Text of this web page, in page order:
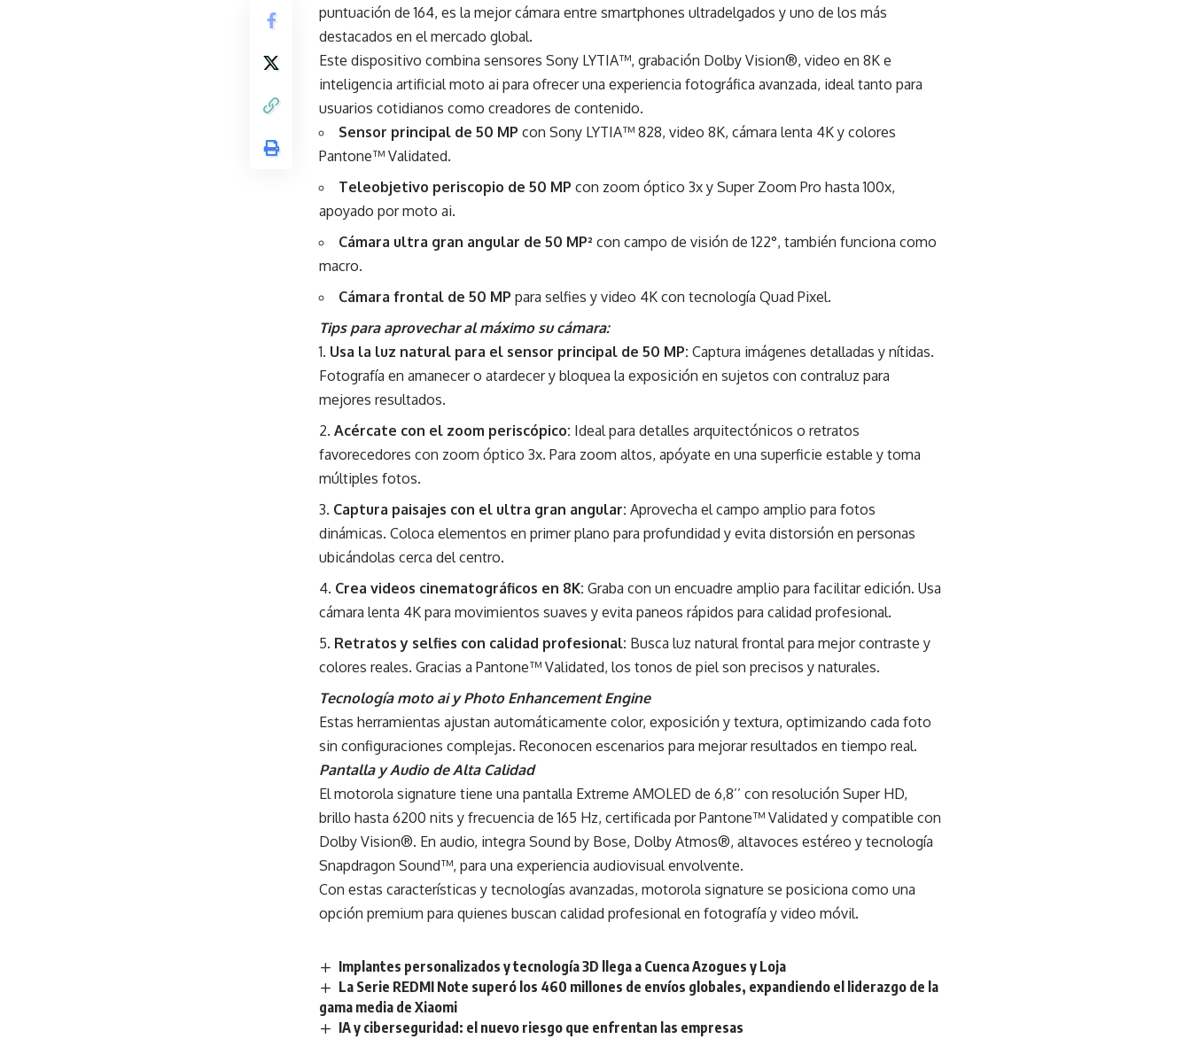
puntuación de 164, es la mejor cámara entre smartphones ultradelgados y uno de los más
destacados en el mercado global.
Este dispositivo combina sensores Sony LYTIA™, grabación Dolby Vision®, video en 8K e
inteligencia artificial moto ai para ofrecer una experiencia fotográfica avanzada, ideal tanto para
usuarios cotidianos como creadores de contenido.
Sensor principal de 50 MP con Sony LYTIA™ 828, video 8K, cámara lenta 4K y colores
Pantone™ Validated.
Teleobjetivo periscopio de 50 MP con zoom óptico 3x y Super Zoom Pro hasta 100x,
apoyado por moto ai.
Cámara ultra gran angular de 50 MP² con campo de visión de 122°, también funciona como
macro.
Cámara frontal de 50 MP para selfies y video 4K con tecnología Quad Pixel.
Tips para aprovechar al máximo su cámara:
Usa la luz natural para el sensor principal de 50 MP: Captura imágenes detalladas y nítidas.
Fotografía en amanecer o atardecer y bloquea la exposición en sujetos con contraluz para
mejores resultados.
Acércate con el zoom periscópico: Ideal para detalles arquitectónicos o retratos
favorecedores con zoom óptico 3x. Para zoom altos, apóyate en una superficie estable y toma
múltiples fotos.
Captura paisajes con el ultra gran angular: Aprovecha el campo amplio para fotos
dinámicas. Coloca elementos en primer plano para profundidad y evita distorsión en personas
ubicándolas cerca del centro.
Crea videos cinematográficos en 8K: Graba con un encuadre amplio para facilitar edición. Usa
cámara lenta 4K para movimientos suaves y evita paneos rápidos para calidad profesional.
Retratos y selfies con calidad profesional: Busca luz natural frontal para mejor contraste y
colores reales. Gracias a Pantone™ Validated, los tonos de piel son precisos y naturales.
Tecnología moto ai y Photo Enhancement Engine
Estas herramientas ajustan automáticamente color, exposición y textura, optimizando cada foto
sin configuraciones complejas. Reconocen escenarios para mejorar resultados en tiempo real.
Pantalla y Audio de Alta Calidad
El motorola signature tiene una pantalla Extreme AMOLED de 6,8’’ con resolución Super HD,
brillo hasta 6200 nits y frecuencia de 165 Hz, certificada por Pantone™ Validated y compatible con
Dolby Vision®. En audio, integra Sound by Bose, Dolby Atmos®, altavoces estéreo y tecnología
Snapdragon Sound™, para una experiencia audiovisual envolvente.
Con estas características y tecnologías avanzadas, motorola signature se posiciona como una
opción premium para quienes buscan calidad profesional en fotografía y video móvil.
Implantes personalizados y tecnología 3D llega a Cuenca Azogues y Loja
La Serie REDMI Note superó los 460 millones de envíos globales, expandiendo el liderazgo de la
gama media de Xiaomi
IA y ciberseguridad: el nuevo riesgo que enfrentan las empresas